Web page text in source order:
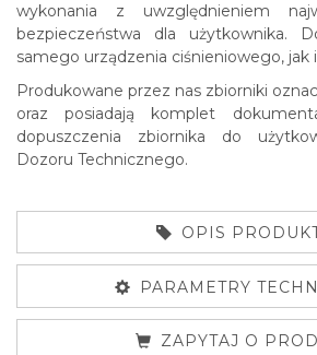
wykonania z uwzględnieniem
bezpieczeństwa dla użytkownika.
samego urządzenia ciśnieniowego, jak
Produkowane przez nas zbiorniki
oraz posiadają komplet
dopuszczenia zbiornika do
Dozoru Technicznego.
OPIS
PARAMETRY
ZAPYTAJ O